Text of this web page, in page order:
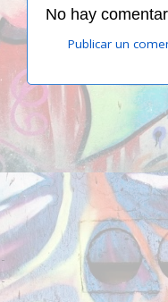
No hay
Publicar un